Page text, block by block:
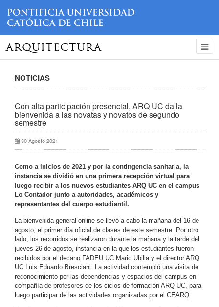
ARQUITECTURA
NOTICIAS
Con alta participación presencial, ARQ UC da la
bienvenida a las novatas y novatos de segundo
semestre
30 Agosto 2021
Como a inicios de 2021 y por la contingencia sanitaria, la
instancia se dividió en una primera recepción virtual para
luego recibir a los nuevos estudiantes ARQ UC en el campus
Lo Contador junto a autoridades, académicos y
representantes del cuerpo estudiantil.
La bienvenida general online se llevó a cabo la mañana del 16 de
agosto, el primer día oficial de clases de este semestre. Por otro
lado, los recorridos se realizaron durante la mañana y la tarde del
jueves 26 de agosto, instancia en la que los estudiantes fueron
recibidos por el decano FADEU UC Mario Ubilla y el director ARQ
UC Luis Eduardo Bresciani. La actividad contempló una visita de
reconocimiento por las dependencias y espacios del campus en
compañía de profesores de los ciclos de formación ARQ UC, para
luego participar de las actividades organizadas por el CEARQ.